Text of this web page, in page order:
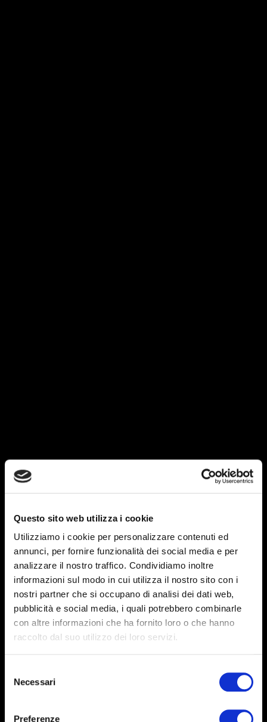
Questo sito web utilizza i cookie
Utilizziamo i cookie per personalizzare contenuti ed
annunci, per fornire funzionalità dei social media e per
analizzare il nostro traffico. Condividiamo inoltre
informazioni sul modo in cui utilizza il nostro sito con i
nostri partner che si occupano di analisi dei dati web,
pubblicità e social media, i quali potrebbero combinarle
con altre informazioni che ha fornito loro o che hanno
raccolto dal suo utilizzo dei loro servizi.
delNecessari
Preferenze